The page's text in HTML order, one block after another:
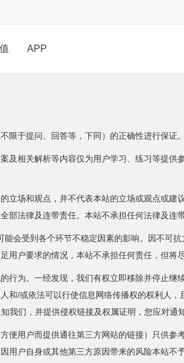
APP
限于提问、回答等，下同）的正确性进行保证。
及相关解析等内容仅为用户学习、练习等提
立场和观点，并不代表本站的立场或观点或
部法律及连带责任。本站不承担任何法律及连带
会受到各个环节不稳定因素的影响。因不可
用户要求的情况，本站不承担任何责任，但将
行为。一经发现，我们有权立即移除并停止
和/或依法可以行使信息网络传播权的权利人
我们，并提供侵权链接及权属证明，您应对通
便用户而提供通往第三方网站的链接）只供
用户自身或其他第三方原因带来的风险本站不